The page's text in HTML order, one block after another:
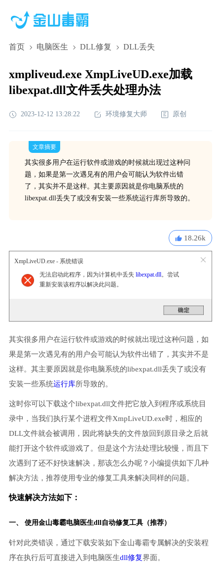
首页 电脑医生 DLL修复 DLL丢失
xmpliveud.exe XmpLiveUD.exe加载
libexpat.dll文件丢失处理办法
2023-12-12 13:28:22 环境修复大师 原创
文章摘要
其实很多用户在运行软件或游戏的时候就出现过这种问
题，如果是第一次遇见有的用户会可能认为软件出错
了，其实并不是这样。其主要原因就是你电脑系统的
libexpat.dll丢失了或没有安装一些系统运行库所导致的。
18.26k
XmpLiveUD.exe - 系统错误
无法启动此程序，因为计算机中丢失 libexpat.dll。尝试
重新安装该程序以解决此问题。
其实很多用户在运行软件或游戏的时候就出现过这种问题，如
果是第一次遇见有的用户会可能认为软件出错了，其实并不是
这样。其主要原因就是你电脑系统的libexpat.dll丢失了或没有
安装一些系统运行库所导致的。
这时你可以下载这个libexpat.dll文件把它放入到程序或系统目
录中，当我们执行某个进程文件XmpLiveUD.exe时，相应的
DLL文件就会被调用，因此将缺失的文件放回到原目录之后就
能打开这个软件或游戏了。但是这个方法处理比较慢，而且下
次遇到了还不好快速解决，那该怎么办呢？小编提供如下几种
解决方法，推荐使用专业的修复工具来解决同样的问题。
快速解决方法如下：
一、 使用金山毒霸电脑医生dll自动修复工具（推荐）
针对此类错误，通过下载安装如下金山毒霸专属解决的安装程
序在执行后可直接进入到电脑医生dll修复界面。